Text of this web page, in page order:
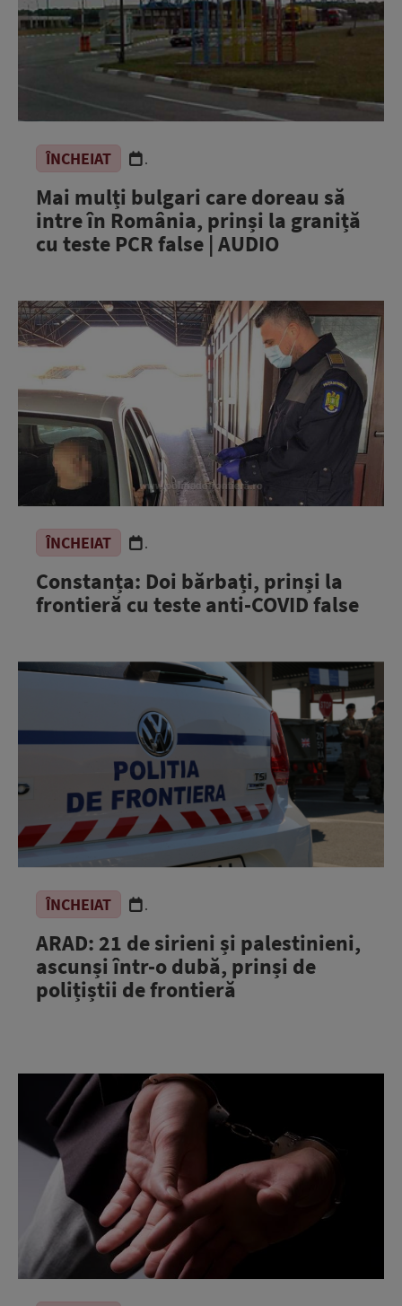
ÎNCHEIAT .
Mai mulți bulgari care doreau să
intre în România, prinși la graniță
cu teste PCR false | AUDIO
ÎNCHEIAT .
Constanța: Doi bărbați, prinși la
frontieră cu teste anti-COVID false
ÎNCHEIAT .
ARAD: 21 de sirieni și palestinieni,
ascunși într-o dubă, prinși de
polițiștii de frontieră